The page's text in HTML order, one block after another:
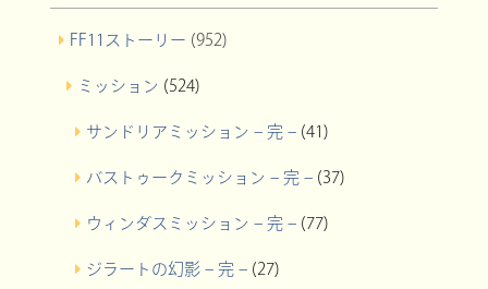
FF11ストーリー (952)
ミッション (524)
サンドリアミッション – 完 –(41)
バストゥークミッション – 完 –(37)
ウィンダスミッション – 完 –(77)
ジラートの幻影 – 完 –(27)